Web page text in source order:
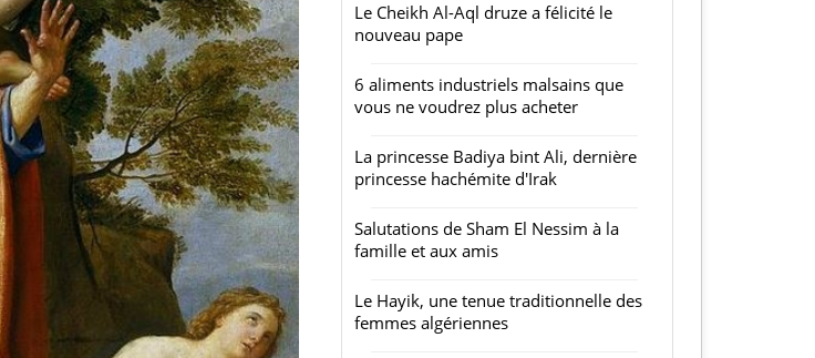
Le Cheikh Al-Aql druze a félicité le
nouveau pape
6 aliments industriels malsains que
vous ne voudrez plus acheter
La princesse Badiya bint Ali, dernière
princesse hachémite d'Irak
Salutations de Sham El Nessim à la
famille et aux amis
Le Hayik, une tenue traditionnelle des
femmes algériennes